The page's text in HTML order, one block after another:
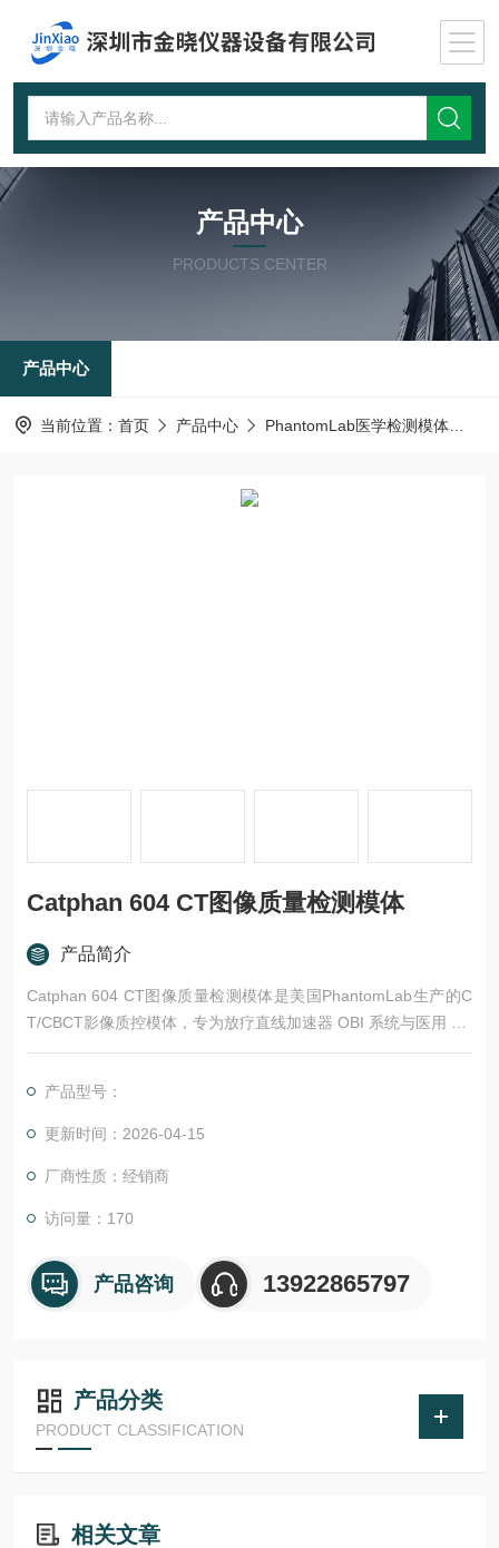
产品中心
PRODUCTS CENTER
产品中心
当前位置： 首页 产品中心 PhantomLab医学检测模体
Catphan 604 CT图像质量检测模体
产品简介
Catphan 604 CT图像质量检测模体是美国PhantomLab生产的C
T/CBCT影像质控模体，专为放疗直线加速器 OBI 系统与医用 CT
设备验收、日常质控设计，全面满足 TG142 检测规范。采用模
图像均匀性等核心检测模块，可精准评估空间分辨率、低对比度
分辨力、层厚、噪声与 HU 稳定性。作为 Catphan 504
产品型号：
更新时间：2026-04-15
厂商性质：经销商
访问量：170
产品咨询 13922865797
产品分类
PRODUCT CLASSIFICATION
相关文章